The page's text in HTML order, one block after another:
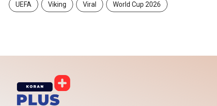
UEFA Viking Viral World Cup 2026